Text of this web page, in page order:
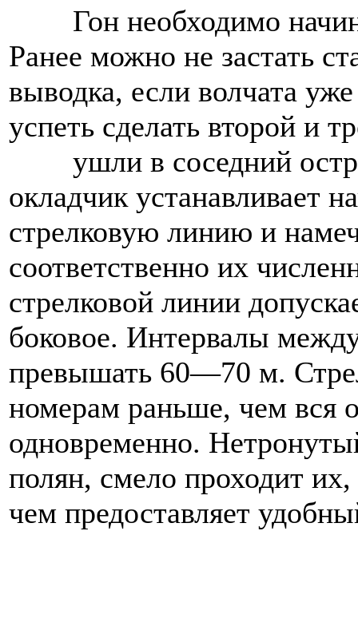
Гон необходимо
Ранее можно не застать
выводка, если волчата
успеть сделать второй и
ушли в соседний
окладчик устанавливает
стрелковую линию и
соответственно их
стрелковой линии
боковое. Интервалы
превышать 60—70 м.
номерам раньше, чем вся
одновременно.
полян, смело проходит
чем предоставляет